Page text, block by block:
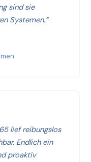
sind sie
Systemen.“
lief reibungslos
Endlich ein
proaktiv